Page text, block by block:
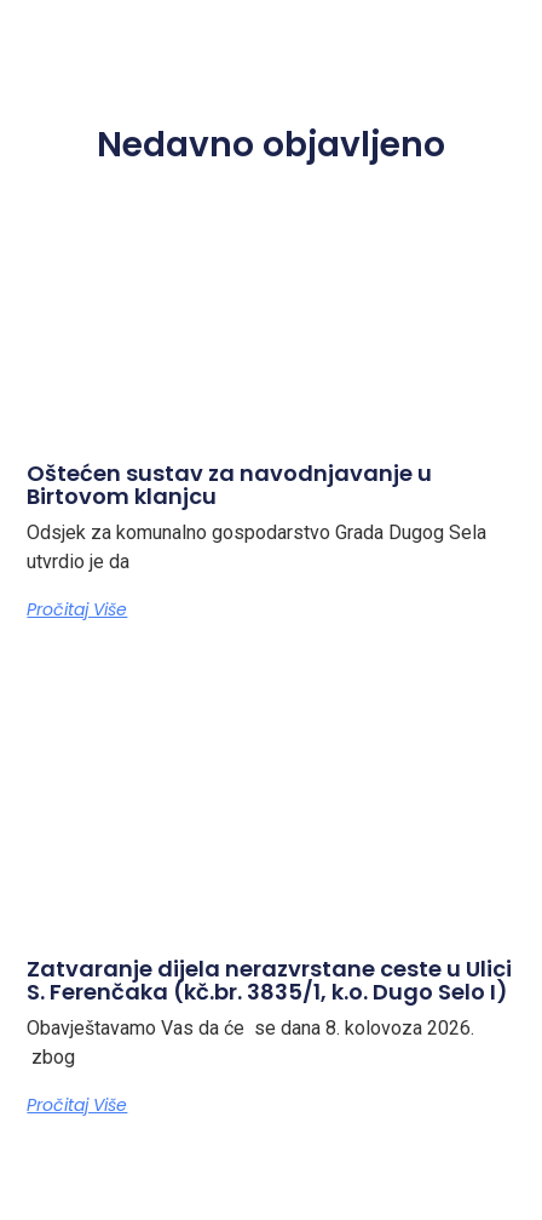
Nedavno objavljeno
Oštećen sustav za navodnjavanje u
Birtovom klanjcu
Odsjek za komunalno gospodarstvo Grada Dugog Sela
utvrdio je da
Pročitaj Više
Zatvaranje dijela nerazvrstane ceste u Ulici
S. Ferenčaka (kč.br. 3835/1, k.o. Dugo Selo I)
Obavještavamo Vas da će se dana 8. kolovoza 2026.
zbog
Pročitaj Više